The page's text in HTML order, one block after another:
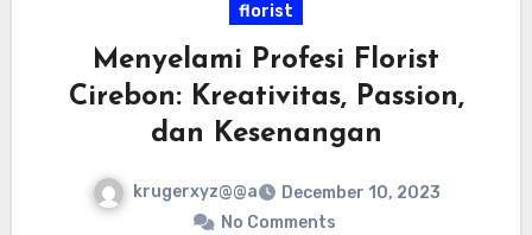
florist
Menyelami Profesi Florist
Cirebon: Kreativitas, Passion,
dan Kesenangan
krugerxyz@@a
December 10, 2023
No Comments